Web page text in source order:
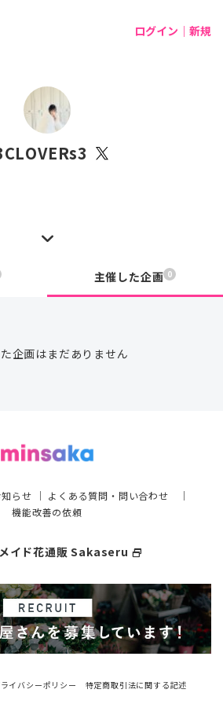
ログイン｜新規
主催した企画 0
企画はまだありません
知らせ ｜ よくある質問・問い合わせ ｜
機能改善の依頼
イド花通販 Sakaseru select_window
イバシーポリシー
特定商取引法に関する記述